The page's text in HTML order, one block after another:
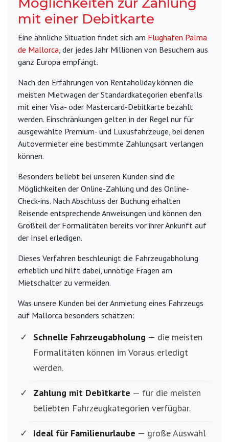
mit einer Debitkarte
Eine ähnliche Situation findet sich am Flughafen Palma
de Mallorca, der jedes Jahr Millionen von Besuchern aus
ganz Europa empfängt.
Nach den Erfahrungen von Rentaholiday können die
meisten Mietwagen der Standardkategorien ebenfalls
mit einer Visa- oder Mastercard-Debitkarte bezahlt
werden. Einschränkungen gelten in der Regel nur für
ausgewählte Premium- und Luxusfahrzeuge, bei denen
Autovermieter eine bestimmte Zahlungsart verlangen
können.
Besonders beliebt bei unseren Kunden sind die
Möglichkeiten der Online-Zahlung und des Online-
Check-ins. Nach Abschluss der Buchung erhalten
Reisende entsprechende Anweisungen und können den
Großteil der Formalitäten bereits vor ihrer Ankunft auf
der Insel erledigen.
Dieses Verfahren beschleunigt die Fahrzeugabholung
erheblich und hilft dabei, unnötige Fragen am
Mietschalter zu vermeiden.
Was unsere Kunden bei der Anmietung eines Fahrzeugs
auf Mallorca besonders schätzen:
Schnelle Fahrzeugabholung — die meisten
Formalitäten können im Voraus erledigt
werden.
Zahlung mit Debitkarte — für die meisten
beliebten Fahrzeugkategorien verfügbar.
Ideal für Familienurlaube — große Auswahl